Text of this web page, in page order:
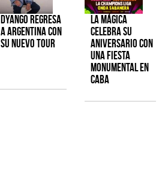
Dyango regresa
a Argentina con
su nuevo tour
La Mágica
celebra su
aniversario con
una fiesta
monumental en
CABA